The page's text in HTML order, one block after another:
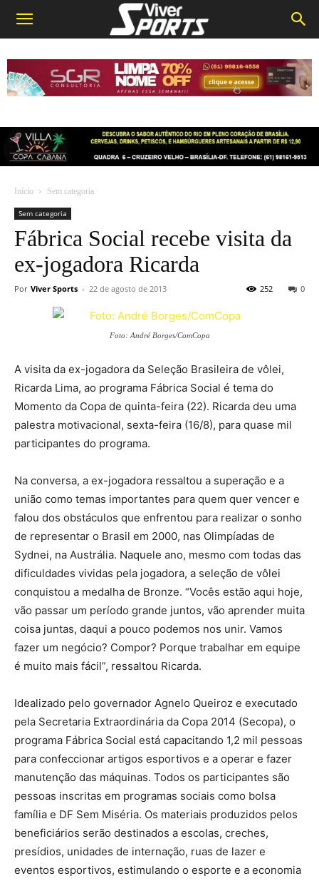
Início Sem categoria
Sem categoria
Fábrica Social recebe visita da
ex-jogadora Ricarda
Por Viver Sports - 22 de agosto de 2013 0
252
Foto: André Borges/ComCopa
A visita da ex-jogadora da Seleção Brasileira de vôlei,
Ricarda Lima, ao programa Fábrica Social é tema do
Momento da Copa de quinta-feira (22). Ricarda deu uma
palestra motivacional, sexta-feira (16/8), para quase mil
participantes do programa.
Na conversa, a ex-jogadora ressaltou a superação e a
união como temas importantes para quem quer vencer e
falou dos obstáculos que enfrentou para realizar o sonho
de representar o Brasil em 2000, nas Olimpíadas de
Sydnei, na Austrália. Naquele ano, mesmo com todas das
dificuldades vividas pela jogadora, a seleção de vôlei
conquistou a medalha de Bronze. “Vocês estão aqui hoje,
vão passar um período grande juntos, vão aprender muita
coisa juntas, daqui a pouco podemos nos unir. Vamos
fazer um negócio? Compor? Porque trabalhar em equipe
é muito mais fácil”, ressaltou Ricarda.
Idealizado pelo governador Agnelo Queiroz e executado
pela Secretaria Extraordinária da Copa 2014 (Secopa), o
programa Fábrica Social está capacitando 1,2 mil pessoas
para confeccionar artigos esportivos e a operar e fazer
manutenção das máquinas. Todos os participantes são
pessoas inscritas em programas sociais como bolsa
família e DF Sem Miséria. Os materiais produzidos pelos
beneficiários serão destinados a escolas, creches,
presídios, unidades de internação, ruas de lazer e
eventos esportivos, estimulando o esporte e a economia